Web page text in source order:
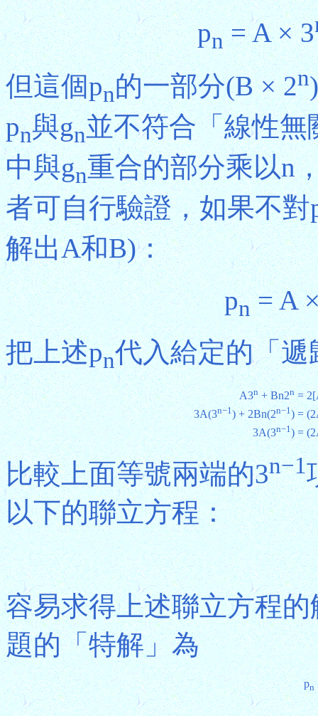
pn= A × 3
但這個pn的一部分(B × 2n
pn與gn並不符合「線性無
中與gn重合的部分乘以n
者可自行驗證，如果不對
解出A和B)：
pn= A
把上述pn代入給定的「遞
A3n+ Bn2n =
3A(3n−1) + 2Bn(2n−1) =
3A(3n−1) =
比較上面等號兩端的3n−1
以下的聯立方程：
容易求得上述聯立方程
題的「特解」為
pn